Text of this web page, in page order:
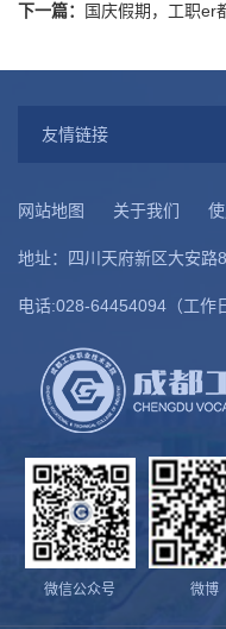
下一篇：
国庆假期，工职er
友情链接
网站地图 关于我们
地址：四川天府新区大安路
电话:028-64454094（工作
微信公众号 微博